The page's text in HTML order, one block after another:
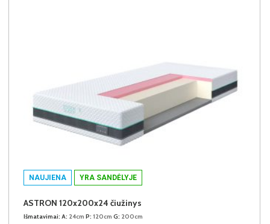
NAUJIENA YRA SANDĖLYJE
ASTRON 120x200x24 čiužinys
Išmatavimai: A: 24cm P: 120cm G: 200cm